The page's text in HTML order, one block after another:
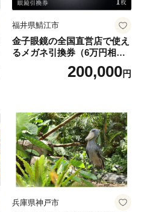
福井県鯖江市
金子眼鏡の全国直営店で使え
るメガネ引換券（6万円相
当） Platinum200,000円
兵庫県神戸市